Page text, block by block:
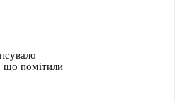
що помітили